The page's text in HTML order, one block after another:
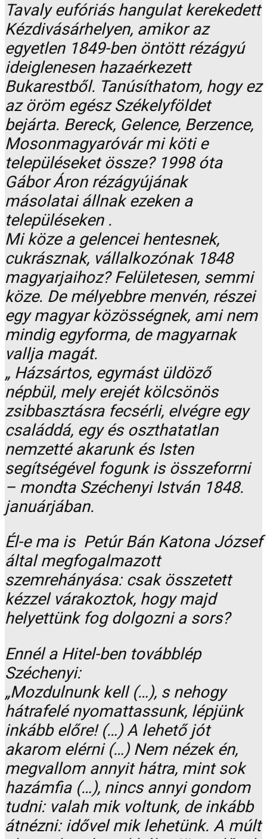
Tavaly eufóriás hangulat kerekedett
Kézdivásárhelyen, amikor az
egyetlen 1849-ben öntött rézágyú
ideiglenesen hazaérkezett
Bukarestből. Tanúsíthatom, hogy ez
az öröm egész Székelyföldet
bejárta. Bereck, Gelence, Berzence,
Mosonmagyaróvár mi köti e
településeket össze? 1998 óta
Gábor Áron rézágyújának
másolatai állnak ezeken a
településeken .
Mi köze a gelencei hentesnek,
cukrásznak, vállalkozónak 1848
magyarjaihoz? Felületesen, semmi
köze. De mélyebbre menvén, részei
egy magyar közösségnek, ami nem
mindig egyforma, de magyarnak
vallja magát.
„ Házsártos, egymást üldöző
népbül, mely erejét kölcsönös
zsibbasztásra fecsérli, elvégre egy
családdá, egy és oszthatatlan
nemzetté akarunk és Isten
segítségével fogunk is összeforrni
– mondta Széchenyi István 1848.
januárjában.
Él-e ma is Petúr Bán Katona József
által megfogalmazott
szemrehányása: csak összetett
kézzel várakoztok, hogy majd
helyettünk fog dolgozni a sors?
Ennél a Hitel-ben továbblép
Széchenyi:
„Mozdulnunk kell (…), s nehogy
hátrafelé nyomattassunk, lépjünk
inkább előre! (…) A lehető jót
akarom elérni (…) Nem nézek én,
megvallom annyit hátra, mint sok
hazámfia (…), nincs annyi gondom
tudni: valah mik voltunk, de inkább
átnézni: idővel mik lehetünk. A múlt